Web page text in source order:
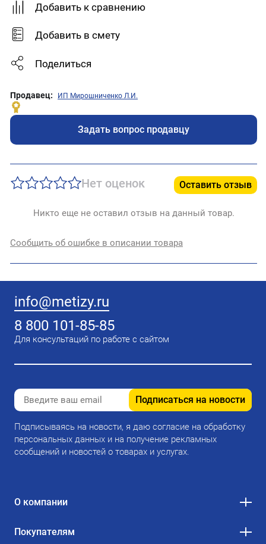
Добавить к сравнению
Добавить в смету
Поделиться
Продавец: ИП Мирошниченко Л.И.
Задать вопрос продавцу
Нет оценок Оставить отзыв
Никто еще не оставил отзыв на данный товар.
Сообщить об ошибке в описании товара
info@metizy.ru
8 800 101-85-85
Для консультаций по работе с сайтом
Подписаться на новости
Подписываясь на новости, я даю согласие на обработку
персональных данных и на получение рекламных
сообщений и новостей о товарах и услугах.
О компании
Покупателям